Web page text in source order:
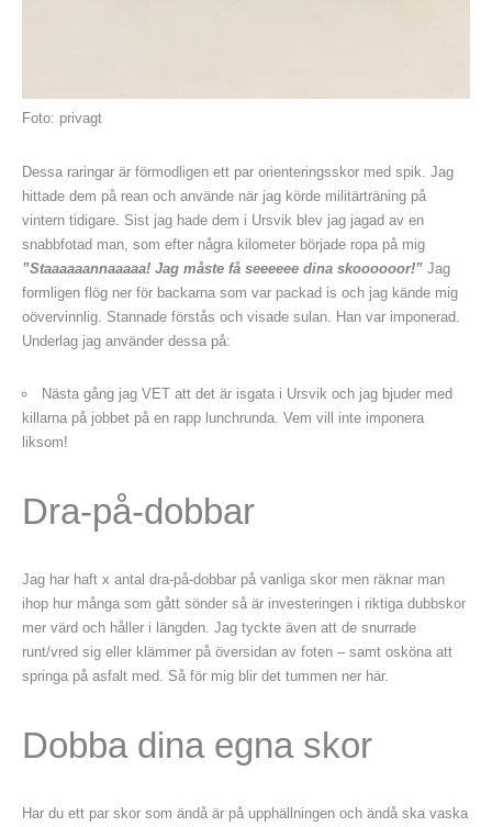
Foto: privagt
Dessa raringar är förmodligen ett par orienteringsskor med spik. Jag
hittade dem på rean och använde när jag körde militärträning på
vintern tidigare. Sist jag hade dem i Ursvik blev jag jagad av en
snabbfotad man, som efter några kilometer började ropa på mig
”Staaaaaannaaaaa! Jag måste få seeeeee dina skoooooor!”Jag
formligen flög ner för backarna som var packad is och jag kände mig
oövervinnlig. Stannade förstås och visade sulan. Han var imponerad.
Underlag jag använder dessa på:
Nästa gång jag VET att det är isgata i Ursvik och jag bjuder med
killarna på jobbet på en rapp lunchrunda. Vem vill inte imponera
liksom!
Dra-på-dobbar
Jag har haft x antal dra-på-dobbar på vanliga skor men räknar man
ihop hur många som gått sönder så är investeringen i riktiga dubbskor
mer värd och håller i längden. Jag tyckte även att de snurrade
runt/vred sig eller klämmer på översidan av foten – samt osköna att
springa på asfalt med. Så för mig blir det tummen ner här.
Dobba dina egna skor
Har du ett par skor som ändå är på upphällningen och ändå ska vaska